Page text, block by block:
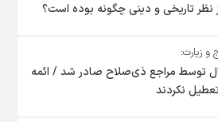
تاریخی و دینی چگونه بوده است؟
زیارت:
توسط مراجع ذی‌صلاح صادر شد / ائمه
نکردند